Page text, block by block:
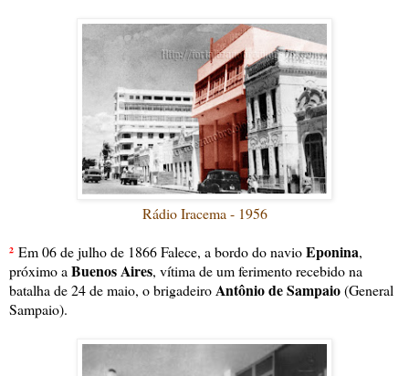
Rádio Iracema - 1956
² Em 06 de julho de 1866 Falece, a bordo do navioEponina,
próximo a Buenos Aires, vítima de um ferimento recebido na
batalha de 24 de maio, o brigadeiro Antônio de Sampaio(General
Sampaio).